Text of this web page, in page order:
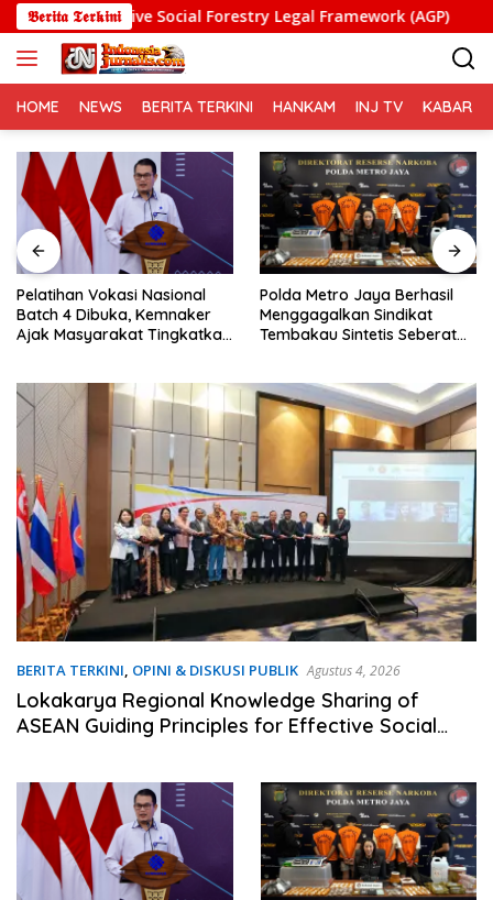
Langsung
ke
konten
𝕭𝖊𝖗𝖎𝖙𝖆 𝕿𝖊𝖗𝖐𝖎𝖓𝖎
Social Forestry Legal Framework (AGP)
HOME NEWS BERITA TERKINI HANKAM INJ TV KABAR
Pelatihan Vokasi Nasional
Batch 4 Dibuka, Kemnaker
Ajak Masyarakat Tingkatkan
Polda Metro Jaya Berhasil
Menggagalkan Sindikat
Tembakau Sintetis Seberat
BERITA TERKINI, OPINI & DISKUSI PUBLIK Agustus 4, 2026
Lokakarya Regional Knowledge Sharing of
ASEAN Guiding Principles for Effective Social